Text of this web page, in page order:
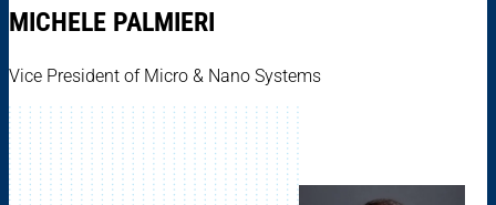
MICHELE PALMIERI
Vice President of Micro & Nano Systems